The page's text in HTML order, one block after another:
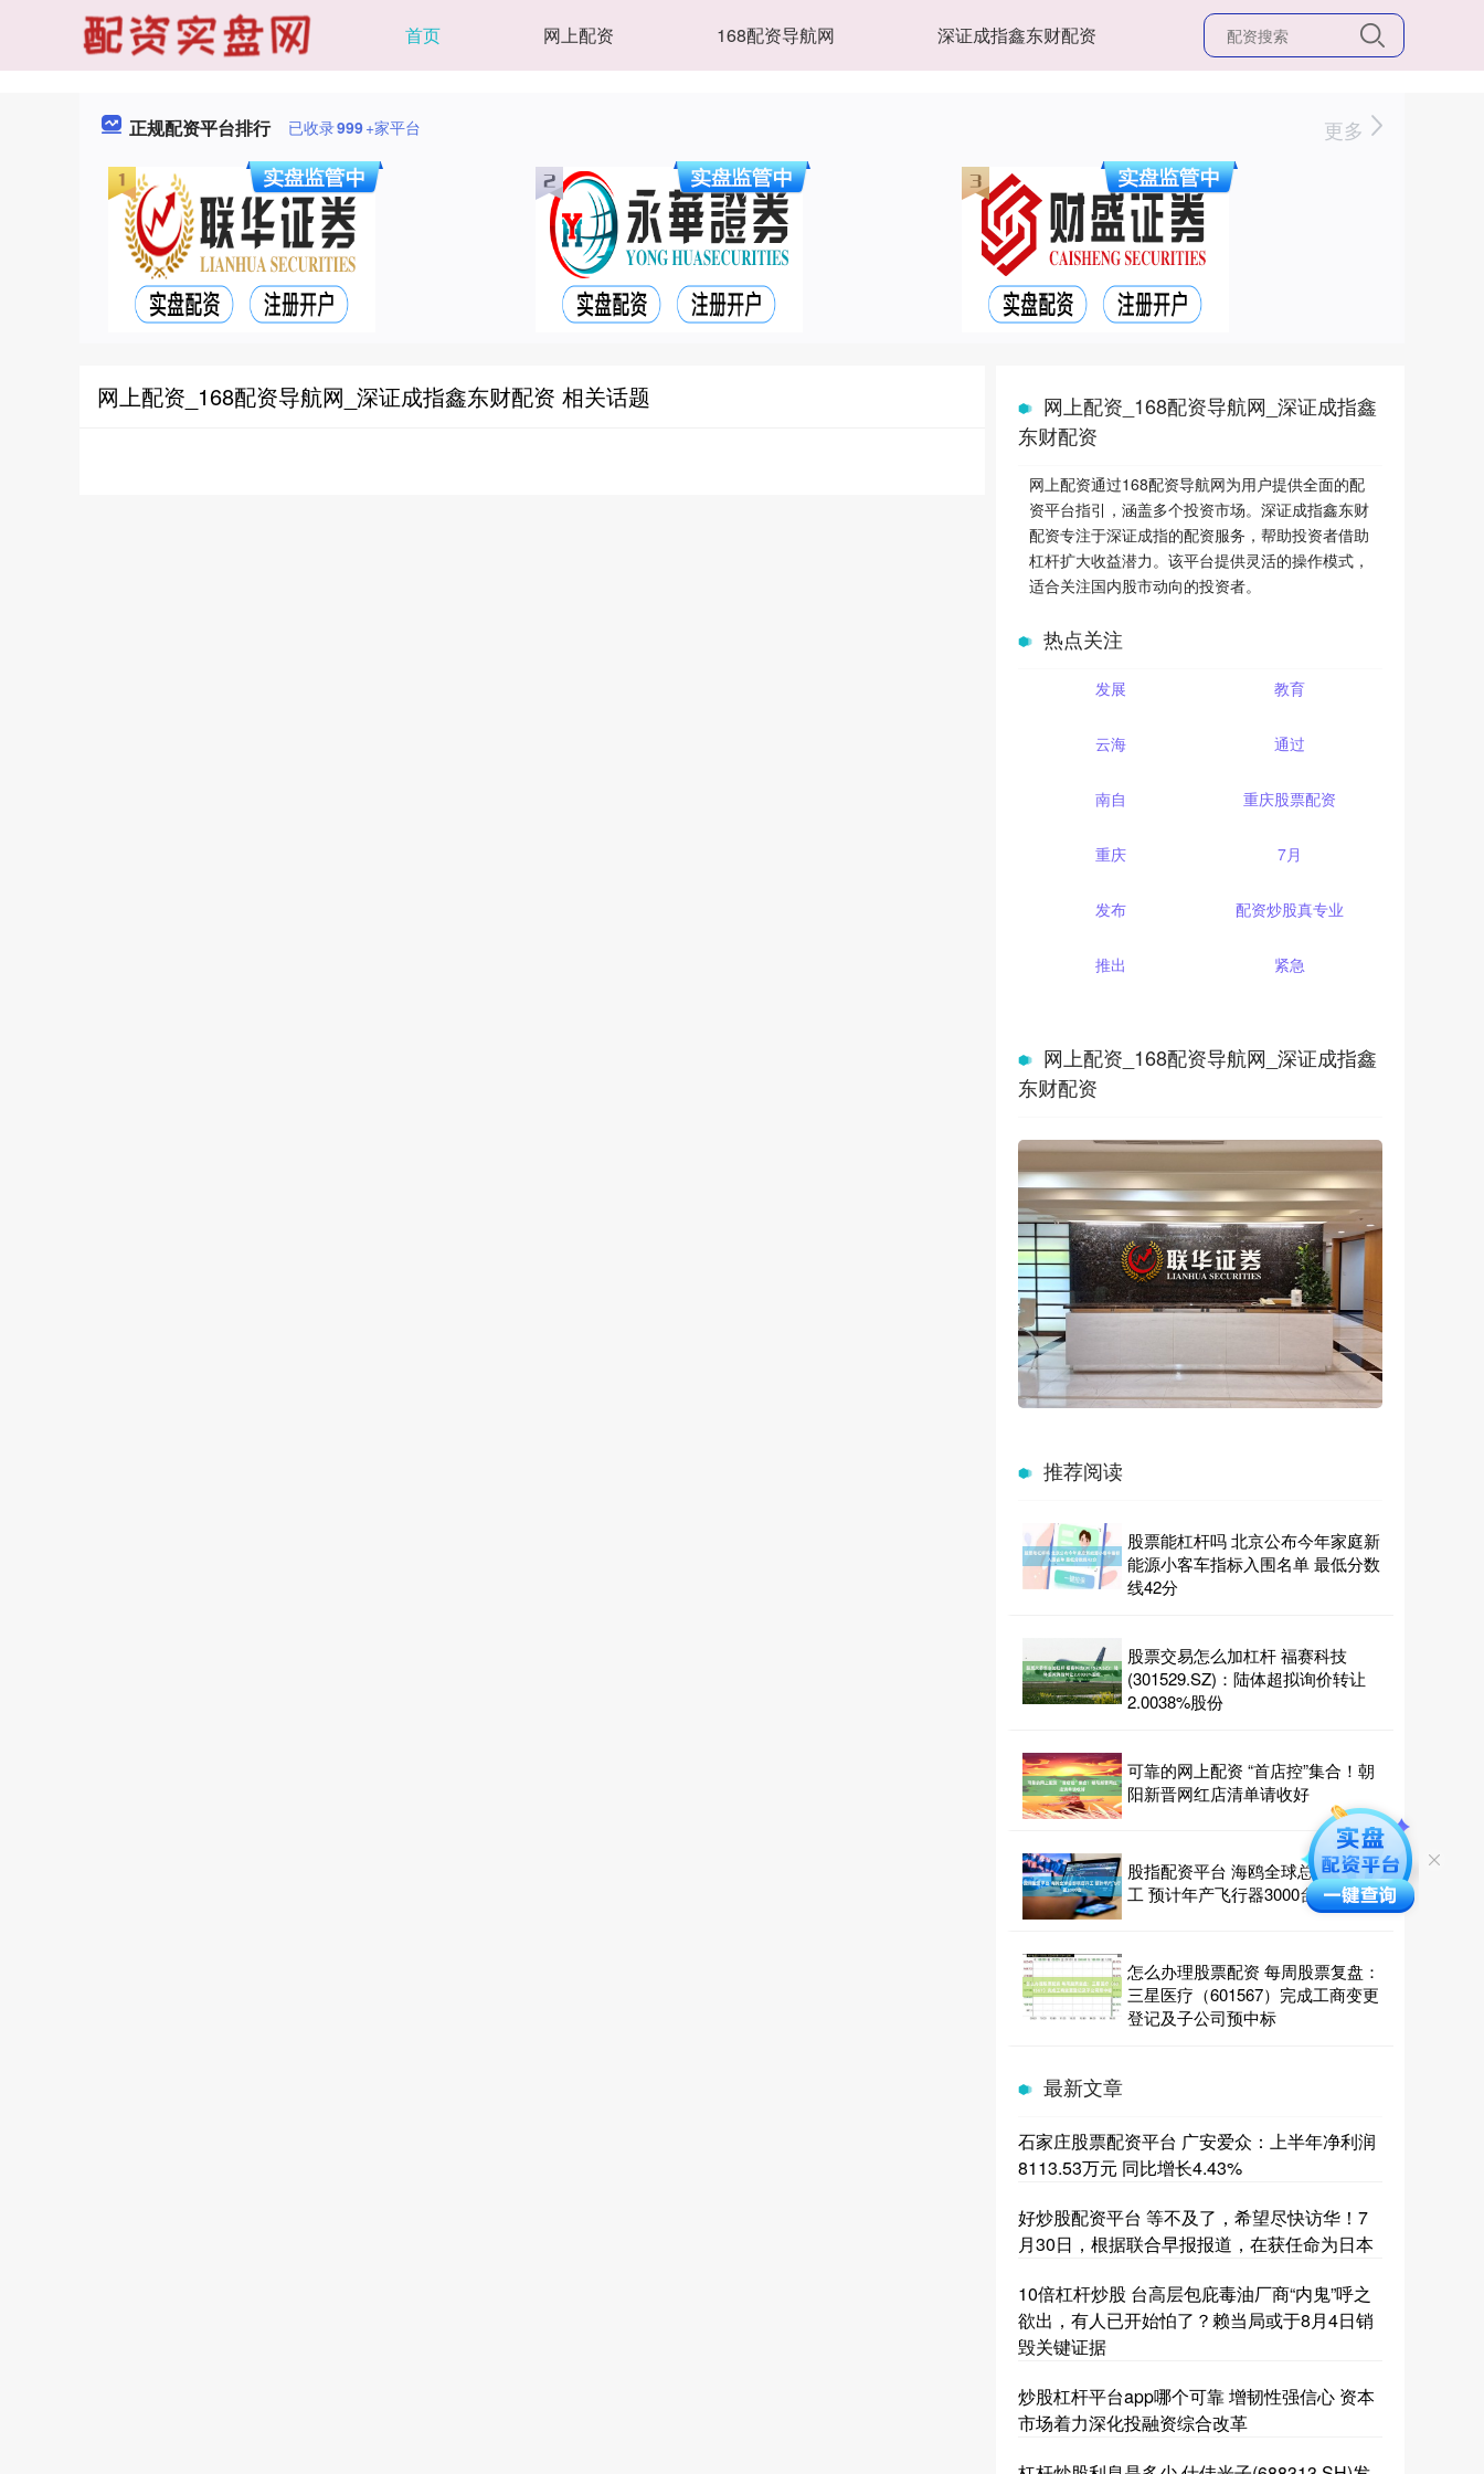
首页 网上配资 168配资导航网 深证成指鑫东财配资
正规配资平台排行 已收录999+家平台 更多
网上配资_168配资导航网_深证成指鑫东财配资 相关话题
网上配资_168配资导航网_深证成指鑫
东财配资
网上配资通过168配资导航网为用户提供全面的配
资平台指引，涵盖多个投资市场。深证成指鑫东财
配资专注于深证成指的配资服务，帮助投资者借助
杠杆扩大收益潜力。该平台提供灵活的操作模式，
适合关注国内股市动向的投资者。
热点关注
发展 教育
云海 通过
南自 重庆股票配资
重庆 7月
发布 配资炒股真专业
推出 紧急
网上配资_168配资导航网_深证成指鑫
东财配资
推荐阅读
股票能杠杆吗 北京公布今年家庭新
能源小客车指标入围名单 最低分数
线42分
股票交易怎么加杠杆 福赛科技
(301529.SZ)：陆体超拟询价转让
2.0038%股份
可靠的网上配资 “首店控”集合！朝
阳新晋网红店清单请收好
股指配资平台 海鸥全球总部项目开
工 预计年产飞行器3000台
怎么办理股票配资 每周股票复盘：
三星医疗（601567）完成工商变更
登记及子公司预中标
最新文章
石家庄股票配资平台 广安爱众：上半年净利润
8113.53万元 同比增长4.43%
好炒股配资平台 等不及了，希望尽快访华！7
月30日，根据联合早报报道，在获任命为日本
10倍杠杆炒股 台高层包庇毒油厂商“内鬼”呼之
欲出，有人已开始怕了？赖当局或于8月4日销
毁关键证据
炒股杠杆平台app哪个可靠 增韧性强信心 资本
市场着力深化投融资综合改革